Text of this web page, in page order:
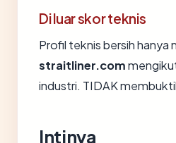
Di luar skor teknis
Profil teknis bersih hanya
straitliner.com
industri. TIDAK
Intinya